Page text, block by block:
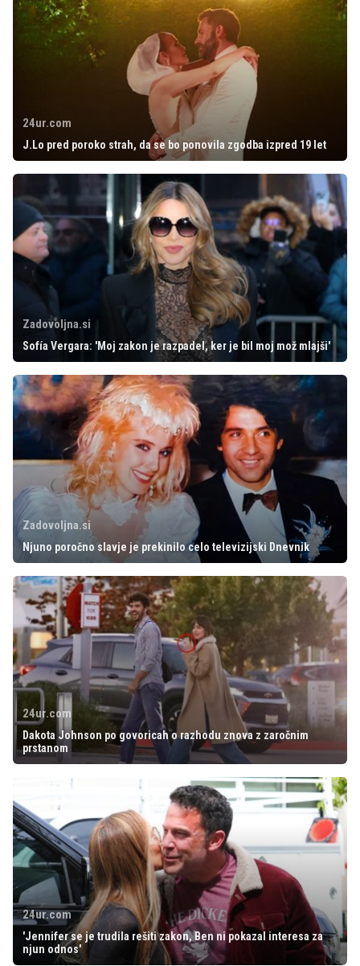
24ur.com
J.Lo pred poroko strah, da se bo ponovila zgodba izpred 19 let
Zadovoljna.si
Sofía Vergara: 'Moj zakon je razpadel, ker je bil moj mož mlajši'
Zadovoljna.si
Njuno poročno slavje je prekinilo celo televizijski Dnevnik
24ur.com
Dakota Johnson po govoricah o razhodu znova z zaročnim
prstanom
24ur.com
'Jennifer se je trudila rešiti zakon, Ben ni pokazal interesa za
njun odnos'